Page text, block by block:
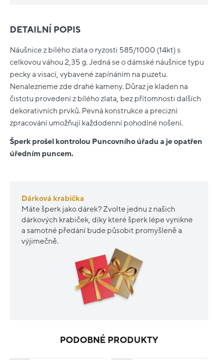
DETAILNÍ POPIS
Náušnice z bílého zlata o ryzosti 585/1000 (14kt) s
celkovou váhou 2,35 g. Jedná se o dámské náušnice typu
pecky a visací, vybavené zapínáním na puzetu.
Nenalezneme zde drahé kameny. Důraz je kladen na
čistotu provedení z bílého zlata, bez přítomnosti dalších
dekorativních prvků. Pevná konstrukce a precizní
zpracování umožňují každodenní pohodlné nošení.
Šperk prošel kontrolou Puncovního úřadu a je opatřen
úředním puncem.
Dárková krabička
Máte šperk jako dárek? Zvolte jednu z našich
dárkových krabiček, díky které šperk lépe vynikne
a samotné předání bude působit promyšleně a
výjimečně.
PODOBNÉ PRODUKTY